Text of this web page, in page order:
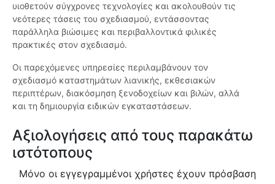
υιοθετούν σύγχρονες τεχνολογίες και ακολουθούν τις
νεότερες τάσεις του σχεδιασμού, εντάσσοντας
παράλληλα βιώσιμες και περιβαλλοντικά φιλικές
πρακτικές στον σχεδιασμό.
Οι παρεχόμενες υπηρεσίες περιλαμβάνουν τον
σχεδιασμό καταστημάτων λιανικής, εκθεσιακών
περιπτέρων, διακόσμηση ξενοδοχείων και βιλών, αλλά
και τη δημιουργία ειδικών εγκαταστάσεων.
Αξιολογήσεις από τους παρακάτω
ιστότοπους
Μόνο οι εγγεγραμμένοι χρήστες έχουν πρόσβαση